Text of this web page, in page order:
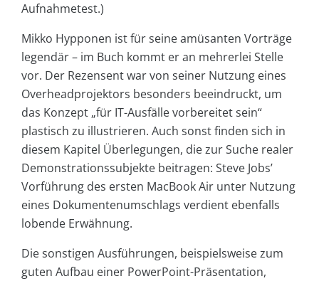
Aufnahmetest.)
Mikko Hypponen ist für seine amüsanten Vorträge
legendär – im Buch kommt er an mehrerlei Stelle
vor. Der Rezensent war von seiner Nutzung eines
Overheadprojektors besonders beeindruckt, um
das Konzept „für IT-Ausfälle vorbereitet sein“
plastisch zu illustrieren. Auch sonst finden sich in
diesem Kapitel Überlegungen, die zur Suche realer
Demonstrationssubjekte beitragen: Steve Jobs’
Vorführung des ersten MacBook Air unter Nutzung
eines Dokumentenumschlags verdient ebenfalls
lobende Erwähnung.
Die sonstigen Ausführungen, beispielsweise zum
guten Aufbau einer PowerPoint-Präsentation,